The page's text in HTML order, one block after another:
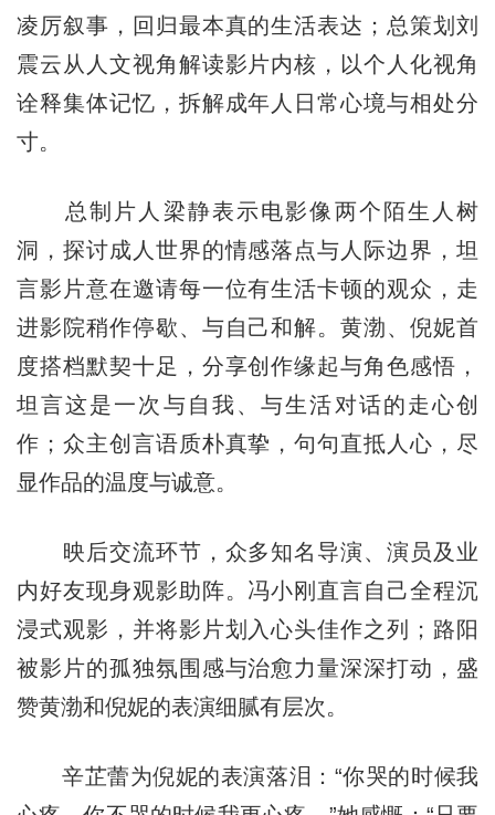
凌厉叙事，回归最本真的生活表达；总策划刘
震云从人文视角解读影片内核，以个人化视角
诠释集体记忆，拆解成年人日常心境与相处分
寸。
总制片人梁静表示电影像两个陌生人树
洞，探讨成人世界的情感落点与人际边界，坦
言影片意在邀请每一位有生活卡顿的观众，走
进影院稍作停歇、与自己和解。黄渤、倪妮首
度搭档默契十足，分享创作缘起与角色感悟，
坦言这是一次与自我、与生活对话的走心创
作；众主创言语质朴真挚，句句直抵人心，尽
显作品的温度与诚意。
映后交流环节，众多知名导演、演员及业
内好友现身观影助阵。冯小刚直言自己全程沉
浸式观影，并将影片划入心头佳作之列；路阳
被影片的孤独氛围感与治愈力量深深打动，盛
赞黄渤和倪妮的表演细腻有层次。
辛芷蕾为倪妮的表演落泪：“你哭的时候我